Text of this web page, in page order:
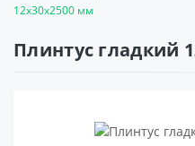
12x30x2500 мм
Плинтус гладкий